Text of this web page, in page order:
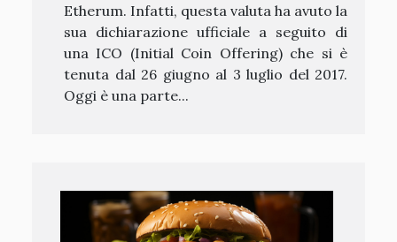
Etherum. Infatti, questa valuta ha avuto la
sua dichiarazione ufficiale a seguito di
una ICO (Initial Coin Offering) che si è
tenuta dal 26 giugno al 3 luglio del 2017.
Oggi è una parte...